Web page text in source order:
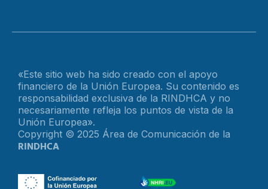
«Este sitio web ha sido creado con el apoyo
financiero de la Unión Europea. Su contenido es
responsabilidad exclusiva de la RINDHCA y no
necesariamente refleja los puntos de vista de la
Unión Europea».
Copyright © 2025 Área de Comunicación de la
RINDHCA